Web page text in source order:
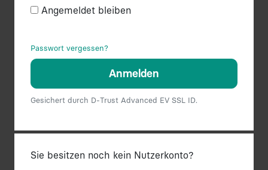
Angemeldet bleiben
Passwort vergessen?
Anmelden
Gesichert durch D-Trust Advanced EV SSL ID.
Sie besitzen noch kein Nutzerkonto?